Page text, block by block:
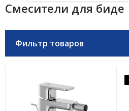
Смесители для биде
Фильтр товаров